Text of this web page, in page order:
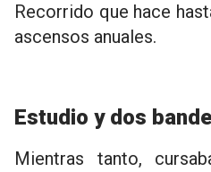
Recorrido que hace
ascensos anuales.
Estudio y dos
Mientras tanto,